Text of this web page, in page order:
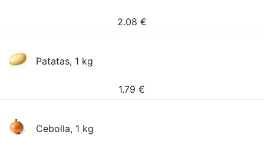
2.08 €
Patatas, 1 kg
1.79 €
Cebolla, 1 kg